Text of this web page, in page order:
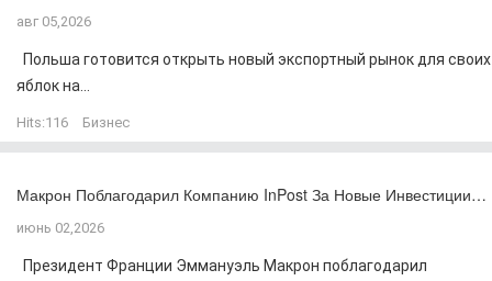
авг 05,2026
Польша готовится открыть новый экспортный рынок для своих
яблок на...
Hits:116 Бизнес
Макрон Поблагодарил Компанию InPost За Новые Инвестиции…
июнь 02,2026
Президент Франции Эммануэль Макрон поблагодарил